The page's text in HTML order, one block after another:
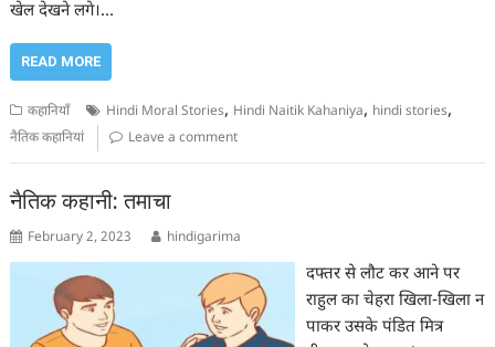
खेल देखने लगे।…
READ MORE
कहानियाँ Hindi Moral Stories, Hindi Naitik Kahaniya, hindi stories,
नैतिक कहानियां Leave a comment
नैतिक कहानी: तमाचा
February 2, 2023 hindigarima
दफ्तर से लौट कर आने पर
राहुल का चेहरा खिला-खिला न
पाकर उसके पंडित मित्र